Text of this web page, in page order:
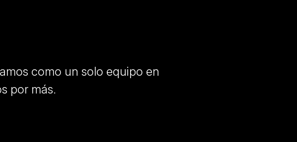
como un solo equipo en
por más.